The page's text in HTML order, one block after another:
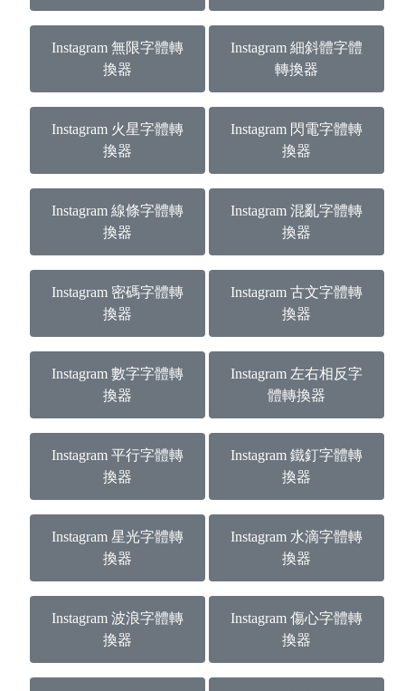
Instagram 無限字體轉
換器
Instagram 細斜體字體
轉換器
Instagram 火星字體轉
換器
Instagram 閃電字體轉
換器
Instagram 線條字體轉
換器
Instagram 混亂字體轉
換器
Instagram 密碼字體轉
換器
Instagram 古文字體轉
換器
Instagram 數字字體轉
換器
Instagram 左右相反字
體轉換器
Instagram 平行字體轉
換器
Instagram 鐵釘字體轉
換器
Instagram 星光字體轉
換器
Instagram 水滴字體轉
換器
Instagram 波浪字體轉
換器
Instagram 傷心字體轉
換器